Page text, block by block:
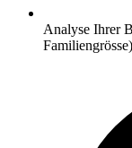
Analyse Ihrer
Familiengrösse)